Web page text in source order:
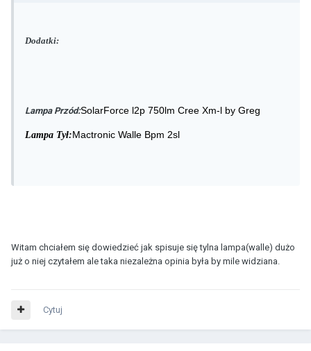
Dodatki:
Lampa Przód:SolarForce l2p 750lm Cree Xm-l by Greg
Lampa Tył:Mactronic Walle Bpm 2sl
Witam chciałem się dowiedzieć jak spisuje się tylna lampa(walle) dużo
już o niej czytałem ale taka niezależna opinia była by mile widziana.
Cytuj